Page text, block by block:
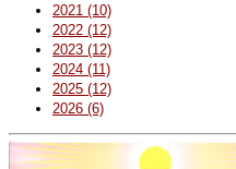
2021 (10)
2022 (12)
2023 (12)
2024 (11)
2025 (12)
2026 (6)